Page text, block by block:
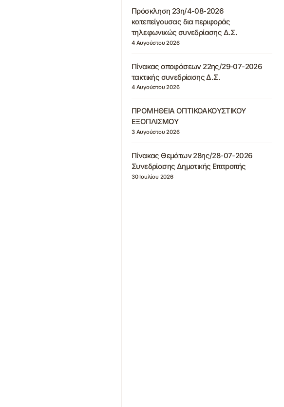
Πρόσκληση 23η/4-08-2026
κατεπείγουσας δια περιφοράς
τηλεφωνικώς συνεδρίασης Δ.Σ.
4 Αυγούστου 2026
Πίνακας αποφάσεων 22ης/29-07-2026
τακτικής συνεδρίασης Δ.Σ.
4 Αυγούστου 2026
ΠΡΟΜΗΘΕΙΑ ΟΠΤΙΚΟΑΚΟΥΣΤΙΚΟΥ
ΕΞΟΠΛΙΣΜΟΥ
3 Αυγούστου 2026
Πίνακας Θεμάτων 28ης/28-07-2026
Συνεδρίασης Δημοτικής Επιτροπής
30 Ιουλίου 2026